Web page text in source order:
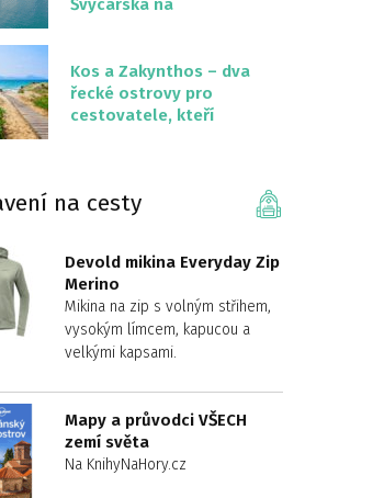
Švýcarska na
Kos a Zakynthos – dva
řecké ostrovy pro
cestovatele, kteří
na cesty
Devold mikina Everyday Zip
Merino
Mikina na zip s volným střihem,
vysokým límcem, kapucou a
velkými kapsami.
Mapy a průvodci VŠECH
zemí světa
Na KnihyNaHory.cz